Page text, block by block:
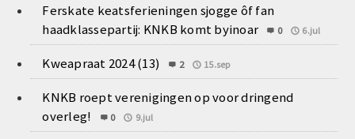
Ferskate keatsferieningen sjogge ôf fan
haadklassepartij: KNKB komt byinoar
0 6.jul
Kweapraat 2024 (13) 2 15.sep
KNKB roept verenigingen op voor dringend
overleg!
0 9.jul